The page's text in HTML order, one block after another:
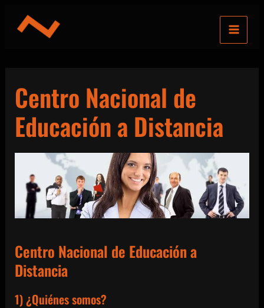
Centro Nacional de
Educación a Distancia
Centro Nacional de Educación a
Distancia
1) ¿Quiénes somos?